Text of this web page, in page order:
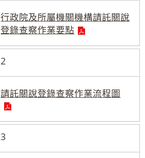
行政院及所屬機關機構請託關說
登錄查察作業要點
2
請託關說登錄查察作業流程圖
3